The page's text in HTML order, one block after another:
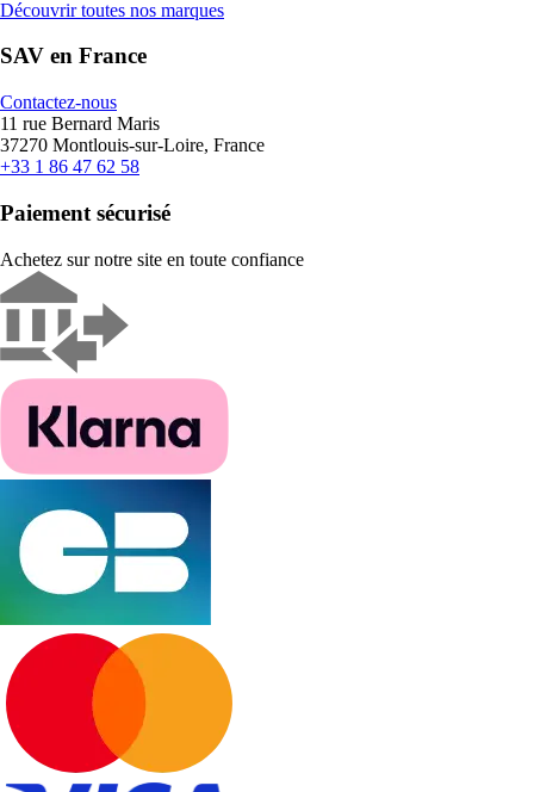
Découvrir toutes nos marques
SAV en France
Contactez-nous
11 rue Bernard Maris
37270 Montlouis-sur-Loire, France
+33 1 86 47 62 58
Paiement sécurisé
Achetez sur notre site en toute confiance